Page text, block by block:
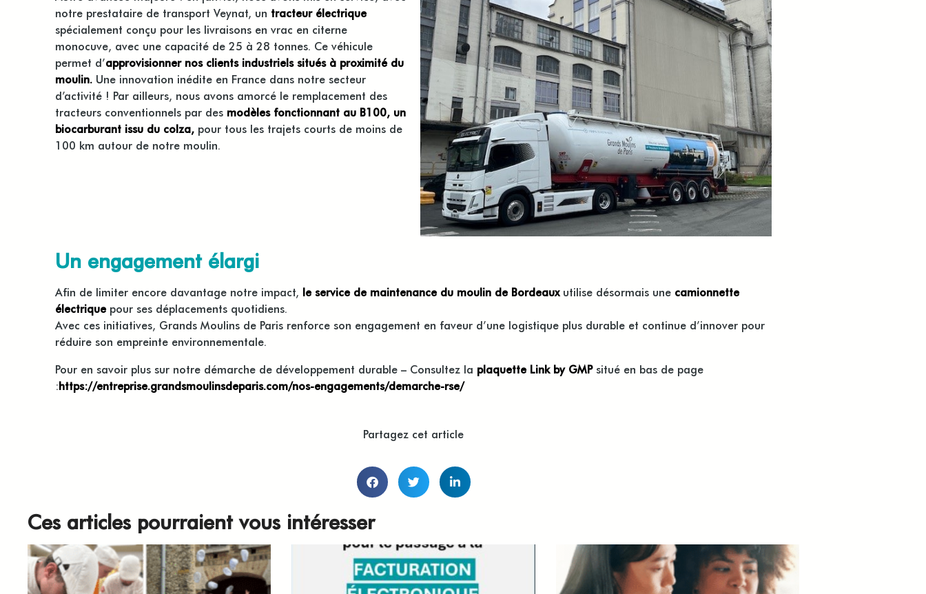
notre prestataire de transport Veynat, un tracteur électrique
spécialement conçu pour les livraisons en vrac en citerne
monocuve, avec une capacité de 25 à 28 tonnes. Ce véhicule
permet d’approvisionner nos clients industriels situés à proximité du
moulin. Une innovation inédite en France dans notre secteur
d’activité ! Par ailleurs, nous avons amorcé le remplacement des
tracteurs conventionnels par des modèles fonctionnant au B100, un
biocarburant issu du colza, pour tous les trajets courts de moins de
100 km autour de notre moulin.
Un engagement élargi
Afin de limiter encore davantage notre impact, le service de maintenance du moulin de Bordeauxutilise désormais une camionnette
électriquepour ses déplacements quotidiens.
Avec ces initiatives, Grands Moulins de Paris renforce son engagement en faveur d’une logistique plus durable et continue d’innover pour
réduire son empreinte environnementale.
Pour en savoir plus sur notre démarche de développement durable – Consultez la plaquette Link by GMPsitué en bas de page
:https://entreprise.grandsmoulinsdeparis.com/nos-engagements/demarche-rse/
Partagez cet article
Ces articles pourraient vous intéresser